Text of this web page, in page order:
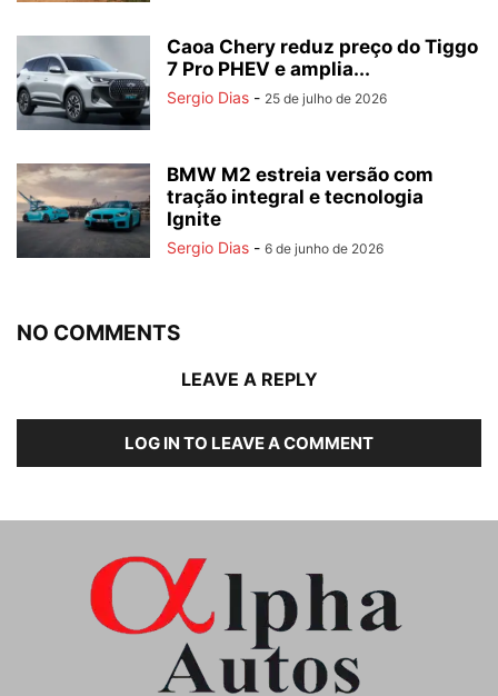
Caoa Chery reduz preço do Tiggo
7 Pro PHEV e amplia...
Sergio Dias - 25 de julho de 2026
BMW M2 estreia versão com
tração integral e tecnologia
Ignite
Sergio Dias - 6 de junho de 2026
NO COMMENTS
LEAVE A REPLY
LOG IN TO LEAVE A COMMENT